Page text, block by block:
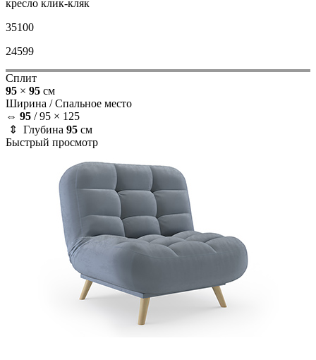
кресло клик-кляк
35100
24599
Сплит
95 × 95 см
Ширина /Спальное место
⇔ 95 /95 × 125
⇕ Глубина 95 см
Быстрый просмотр